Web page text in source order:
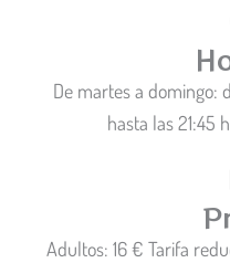
De martes a domingo:
hasta las 21:45
Adultos: 16 € Tarifa